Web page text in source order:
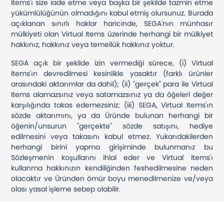
Items'ı size iade etme veya başka bir şekilde tazmin etme
yükümlülüğünün olmadığını kabul etmiş olursunuz. Burada
açıklanan sınırlı haklar haricinde, SEGA'nın münhasır
mülkiyeti olan Virtual Items üzerinde herhangi bir mülkiyet
hakkınız, hakkınız veya temellük hakkınız yoktur.
SEGA açık bir şekilde izin vermediği sürece, (i) Virtual
Items'ın devredilmesi kesinlikle yasaktır (farklı ürünler
arasındaki aktarımlar da dahil); (ii) "gerçek" para ile Virtual
Items alamazsınız veya satamazsınız ya da öğeleri değer
karşılığında takas edemezsiniz; (iii) SEGA, Virtual Items'ın
sözde aktarımını, ya da Üründe bulunan herhangi bir
öğenin/unsurun "gerçekte" sözde satışını, hediye
edilmesini veya takasını kabul etmez. Yukarıdakilerden
herhangi birini yapma girişiminde bulunmanız bu
Sözleşmenin koşullarını ihlal eder ve Virtual Items'ı
kullanma hakkınızın kendiliğinden feshedilmesine neden
olacaktır ve Üründen ömür boyu menedilmenize ve/veya
olası yasal işleme sebep olabilir.